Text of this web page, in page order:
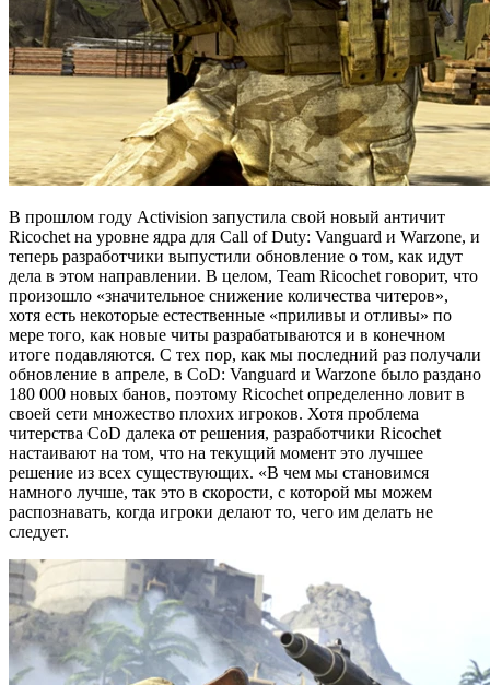
В прошлом году Activision запустила свой новый античит
Ricochet на уровне ядра для Call of Duty: Vanguard и Warzone, и
теперь разработчики выпустили обновление о том, как идут
дела в этом направлении. В целом, Team Ricochet говорит, что
произошло «значительное снижение количества читеров»,
хотя есть некоторые естественные «приливы и отливы» по
мере того, как новые читы разрабатываются и в конечном
итоге подавляются. С тех пор, как мы последний раз получали
обновление в апреле, в CoD: Vanguard и Warzone было раздано
180 000 новых банов, поэтому Ricochet определенно ловит в
своей сети множество плохих игроков. Хотя проблема
читерства CoD далека от решения, разработчики Ricochet
настаивают на том, что на текущий момент это лучшее
решение из всех существующих. «В чем мы становимся
намного лучше, так это в скорости, с которой мы можем
распознавать, когда игроки делают то, чего им делать не
следует.